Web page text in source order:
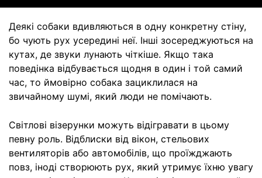
Деякі собаки вдивляються в одну конкретну стіну,
бо чують рух усередині неї. Інші зосереджуються на
кутах, де звуки лунають чіткіше. Якщо така
поведінка відбувається щодня в один і той самий
час, то ймовірно собака зациклилася на
звичайному шумі, який люди не помічають.
Світлові візерунки можуть відігравати в цьому
певну роль. Відблиски від вікон, стельових
вентиляторів або автомобілів, що проїжджають
повз, іноді створюють рух, який утримує їхню увагу